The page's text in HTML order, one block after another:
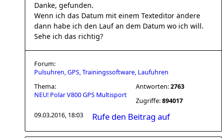
Danke, gefunden.
Wenn ich das Datum mit einem Texteditor ändere
dann habe ich den Lauf an dem Datum wo ich will.
Sehe ich das richtig?
Forum:
Pulsuhren, GPS, Trainingssoftware, Laufuhren
Thema:
NEU! Polar V800 GPS Multisport
Antworten:2763
Zugriffe:894017
09.03.2016, 18:03
Rufe den Beitrag auf